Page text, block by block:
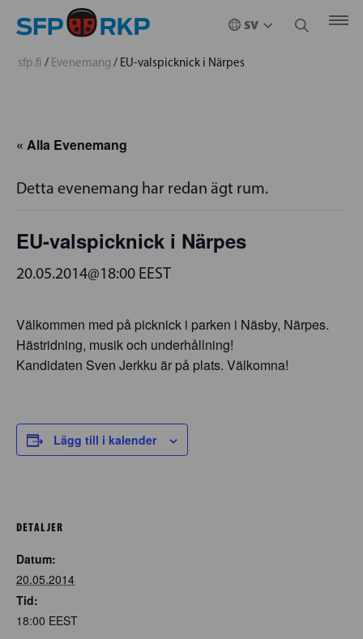
sfp.fi / Evenemang / EU-valspicknick i Närpes
« Alla Evenemang
Detta evenemang har redan ägt rum.
EU-valspicknick i Närpes
20.05.2014@18:00 EEST
Välkommen med på picknick i parken i Näsby, Närpes.
Hästridning, musik och underhållning!
Kandidaten Sven Jerkku är på plats. Välkomna!
Lägg till i kalender
DETALJER
Datum:
20.05.2014
Tid:
18:00 EEST